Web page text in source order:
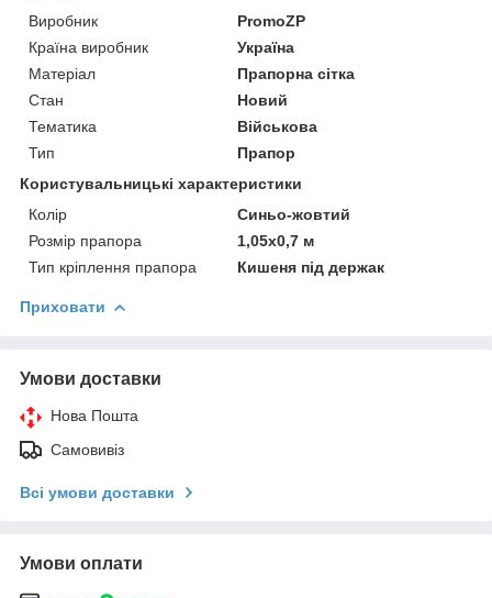
Виробник
PromoZP
Країна виробник
Україна
Матеріал
Прапорна сітка
Стан
Новий
Тематика
Військова
Тип
Прапор
Користувальницькі характеристики
Колір
Синьо-жовтий
Розмір прапора
1,05х0,7 м
Тип кріплення прапора
Кишеня під держак
Приховати
Умови доставки
Нова Пошта
Самовивіз
Всі умови доставки
Умови оплати